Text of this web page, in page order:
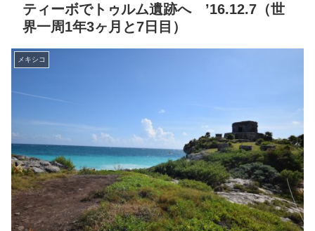
ティーボでトゥルム遺跡へ ’16.12.7（世
界一周1年3ヶ月と7日目）
メキシコ